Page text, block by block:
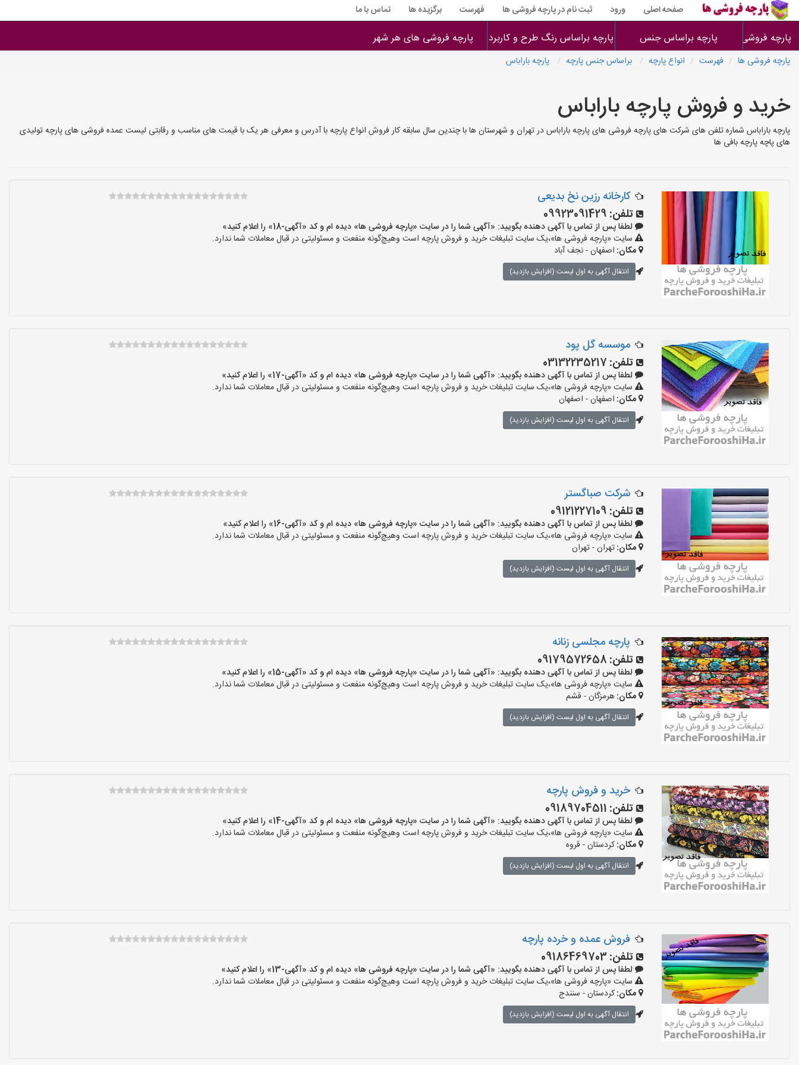
صفحه اصلی ورود ثبت نام در پارچه فروشی ها فهرست برگزیده ها تماس با ما
پارچه فروشی ها پارچه براساس جنس پارچه براساس رنگ طرح و کاربرد پارچه فروشی های هر شهر
پارچه فروشی ها فهرست انواع پارچه براساس جنس پارچه پارچه باراباس
خرید و فروش پارچه باراباس
پارچه باراباس شماره تلفن های شرکت های پارچه فروشی های پارچه باراباس در تهران و شهرستان ها با چندین سال سابقه کار فروش انواع پارچه با آدرس و معرفی هر یک با قیمت های مناسب و رقابتی لیست عمده فروشی های پارچه تولیدی
های پاچه پارچه بافی ها
کارخانه رزین نخ بدیعی
تلفن: 09923091429
لطفا پس از تماس با آگهی دهنده بگویید: «آگهی شما را در سایت «پارچه فروشی ها» دیده ام و کد «آگهی-18» را اعلام کنید»
سایت «پارچه فروشی ها»،یک سایت تبلیغات خرید و فروش پارچه است وهیچ‌گونه منفعت و مسئولیتی در قبال معاملات شما ندارد.
مکان: اصفهان - نجف‌ آباد
انتقال آگهی به اول لیست (افزایش بازدید)
موسسه گل پود
تلفن: 03132235217
لطفا پس از تماس با آگهی دهنده بگویید: «آگهی شما را در سایت «پارچه فروشی ها» دیده ام و کد «آگهی-17» را اعلام کنید»
سایت «پارچه فروشی ها»،یک سایت تبلیغات خرید و فروش پارچه است وهیچ‌گونه منفعت و مسئولیتی در قبال معاملات شما ندارد.
مکان: اصفهان - اصفهان
انتقال آگهی به اول لیست (افزایش بازدید)
شرکت صباگستر
تلفن: 09121227109
لطفا پس از تماس با آگهی دهنده بگویید: «آگهی شما را در سایت «پارچه فروشی ها» دیده ام و کد «آگهی-16» را اعلام کنید»
سایت «پارچه فروشی ها»،یک سایت تبلیغات خرید و فروش پارچه است وهیچ‌گونه منفعت و مسئولیتی در قبال معاملات شما ندارد.
مکان:تهران - تهران
انتقال آگهی به اول لیست (افزایش بازدید)
پارچه مجلسی زنانه
تلفن: 09179572658
لطفا پس از تماس با آگهی دهنده بگویید: «آگهی شما را در سایت «پارچه فروشی ها» دیده ام و کد «آگهی-15» را اعلام کنید»
سایت «پارچه فروشی ها»،یک سایت تبلیغات خرید و فروش پارچه است وهیچ‌گونه منفعت و مسئولیتی در قبال معاملات شما ندارد.
مکان:هرمزگان - قشم
انتقال آگهی به اول لیست (افزایش بازدید)
خرید و فروش پارچه
تلفن: 09189704511
لطفا پس از تماس با آگهی دهنده بگویید: «آگهی شما را در سایت «پارچه فروشی ها» دیده ام و کد «آگهی-14» را اعلام کنید»
سایت «پارچه فروشی ها»،یک سایت تبلیغات خرید و فروش پارچه است وهیچ‌گونه منفعت و مسئولیتی در قبال معاملات شما ندارد.
مکان:کردستان - قروه
انتقال آگهی به اول لیست (افزایش بازدید)
فروش عمده و خرده پارچه
تلفن:09186469703
لطفا پس از تماس با آگهی دهنده بگویید: «آگهی شما را در سایت «پارچه فروشی ها» دیده ام و کد «آگهی-13» را اعلام کنید»
سایت «پارچه فروشی ها»،یک سایت تبلیغات خرید و فروش پارچه است وهیچ‌گونه منفعت و مسئولیتی در قبال معاملات شما ندارد.
مکان:کردستان - سنندج
انتقال آگهی به اول لیست (افزایش بازدید)